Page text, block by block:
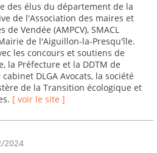
des élus du département de la
de l'Association des maires et
Vendée (AMPCV), SMACL
de l'Aiguillon-la-Presqu'île.
les concours et soutiens de
la Préfecture et la DDTM de
DLGA Avocats, la société
de la Transition écologique et
[ voir le site ]
2024